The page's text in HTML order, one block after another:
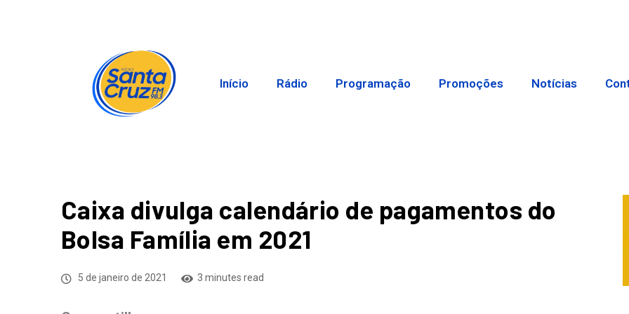
Início Rádio Programação Promoções Notícias
Caixa divulga calendário de pagamentos do
Bolsa Família em 2021
5 de janeiro de 2021 3 minutes read